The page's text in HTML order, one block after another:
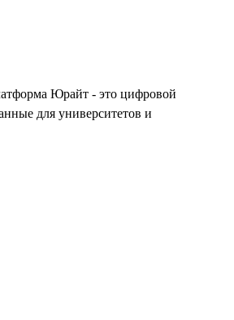
Юрайт - это цифровой
для университетов и